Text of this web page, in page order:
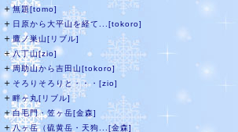
＋無題[tomo]
＋ 日原から大平山を経て...[tokoro]
＋鷹ノ巣山[リブル]
＋八丁山[zio]
＋周助山から吉田山[tokoro]
＋ そろりそろりと・・・[zio]
＋ 畔ヶ丸[リブル]
＋白毛門・笠ヶ岳[金森]
＋八ヶ岳（硫黄岳・天狗...[金森]